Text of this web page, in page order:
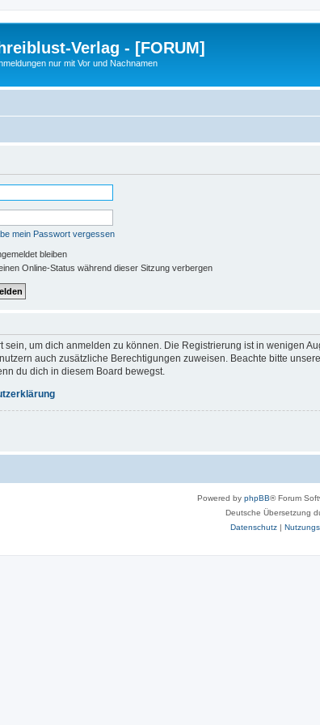
Verlag - [FORUM]
nur mit Vor und Nachnamen
mein Passwort vergessen
bleiben
Online-Status während dieser Sitzung verbergen
sein, um dich anmelden zu können. Die Registrierung ist in wenigen
auch zusätzliche Berechtigungen zuweisen. Beachte bitte
du dich in diesem Board bewegst.
Powered by phpBB® Forum
Deutsche Übersetzung
Datenschutz|